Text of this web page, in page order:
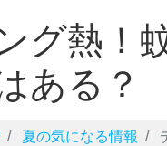
グ熱！
ある？
夏の気になる情報